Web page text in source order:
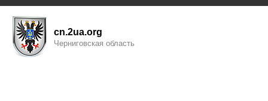
cn.2ua.org
Черниговская область